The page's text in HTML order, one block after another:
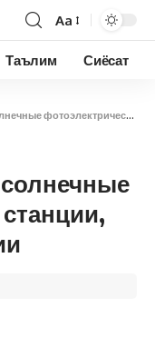
Aa
Таълим Сиёсат
станции, получат компенсации